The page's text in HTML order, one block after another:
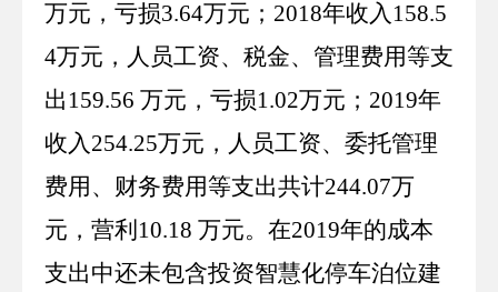
万元，亏损3.64万元； 2018年收入 158.5
4万元，人员工资、税金、管理费用等支
出 159.56 万元，亏损1.02万元； 2019年
收入254.25万元，人员工资、委托管理
费用、财务费用等支出共计244.07万
元，营利 10.18 万元。在2019年的成本
支出中还未包含投资智慧化停车泊位建